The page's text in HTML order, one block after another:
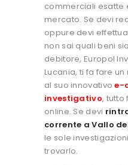
commerciali esatte
mercato. Se devi
oppure devi
non sai quali beni
debitore, Europol
Lucania, ti fa fare
al suo innovativoe-
investigativo, tutto
online. Se devi
corrente a Vallo
le sole
trovarlo.